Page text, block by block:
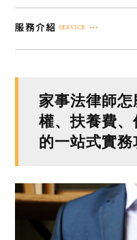
家事法律師
權、扶養費、
的一站式實務